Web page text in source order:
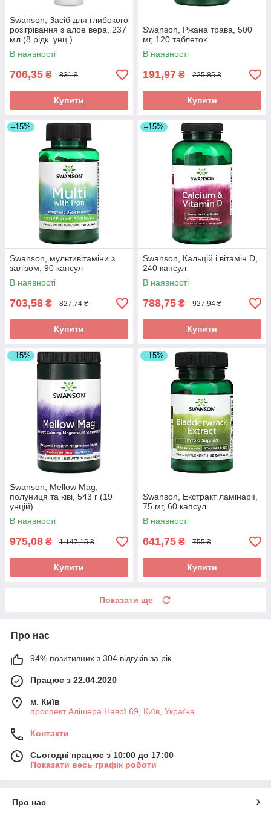
Swanson, Засіб для глибокого
розігрівання з алое вера, 237
мл (8 рідк. унц.)
В наявності
706,35 ₴ 831 ₴
Купити
Swanson, Ржана трава, 500
мг, 120 таблеток
В наявності
191,97 ₴ 225,85 ₴
Купити
–15%
Swanson, мультивітаміни з
залізом, 90 капсул
В наявності
703,58 ₴ 827,74 ₴
Купити
–15%
Swanson, Кальцій і вітамін D,
240 капсул
В наявності
788,75 ₴ 927,94 ₴
Купити
–15%
Swanson, Mellow Mag,
полуниця та ківі, 543 г (19
унцій)
В наявності
975,08 ₴ 1 147,15 ₴
Купити
–15%
Swanson, Екстракт ламінарії,
75 мг, 60 капсул
В наявності
641,75 ₴ 755 ₴
Купити
Показати ще
Про нас
94% позитивних з 304 відгуків за рік
Працює з 22.04.2020
м. Київ
проспект Алішера Навої 69, Київ, Україна
Контакти
Сьогодні працює з 10:00 до 17:00
Показати весь графік роботи
Про нас